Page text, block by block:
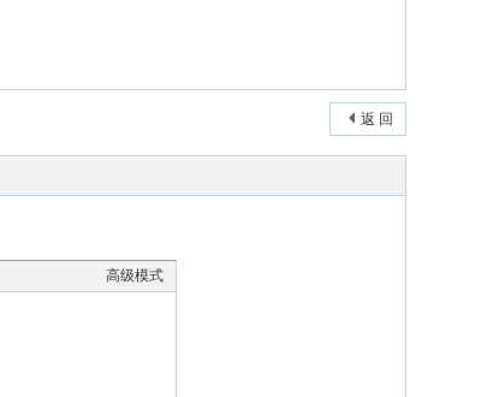
返 回
高级模式